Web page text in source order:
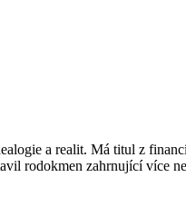
a realit. Má titul z
rodokmen zahrnující více